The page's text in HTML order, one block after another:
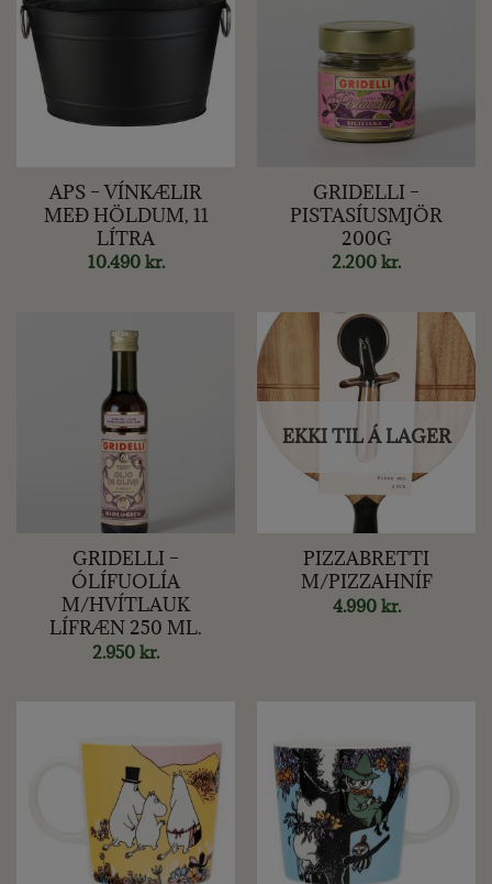
APS – VÍNKÆLIR
MEÐ HÖLDUM, 11
LÍTRA
10.490 kr.
GRIDELLI –
PISTASÍUSMJÖR
200G
2.200 kr.
GRIDELLI –
ÓLÍFUOLÍA
M/HVÍTLAUK
LÍFRÆN 250 ML.
2.950 kr.
EKKI TIL Á LAGER
PIZZABRETTI
M/PIZZAHNÍF
4.990 kr.